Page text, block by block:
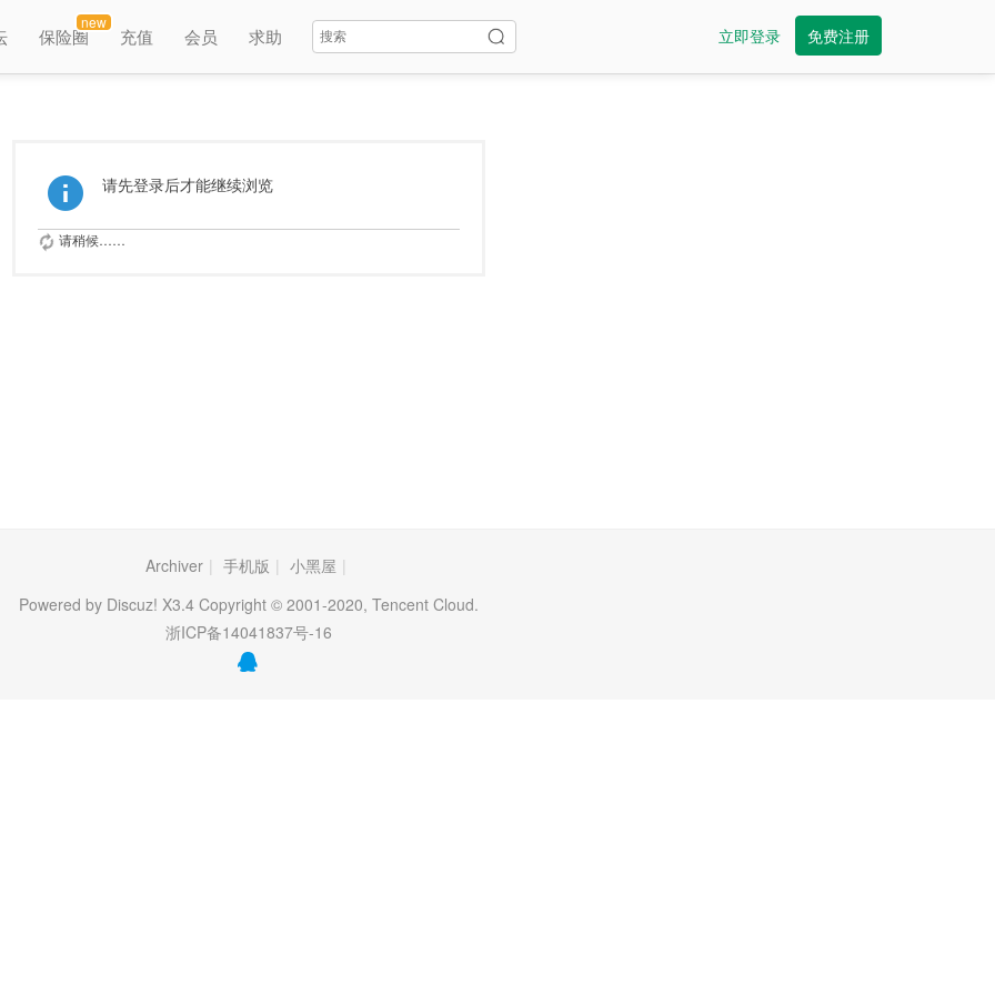
保险圈
new
充值 会员 求助 立即登录 免费注册
请先登录后才能继续浏览
请稍候……
Archiver | 手机版 | 小黑屋 |
Powered by Discuz! X3.4 Copyright © 2001-2020, Tencent Cloud.
浙ICP备14041837号-16